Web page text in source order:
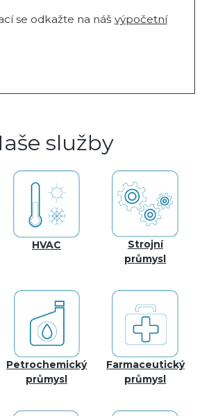
se odkažte na náš výpočetní
služby
HVAC
Strojní
průmysl
Petrochemický
průmysl
Farmaceutický
průmysl